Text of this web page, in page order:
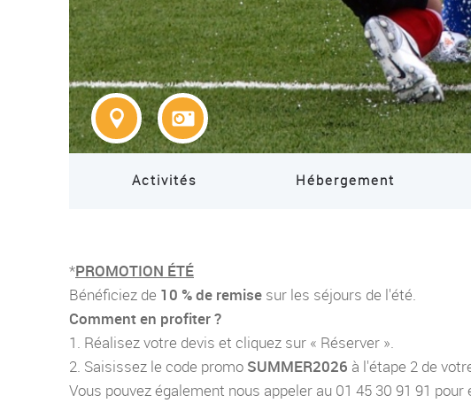
Activités Hébergement
*PROMOTION ÉTÉ
Bénéficiez de 10 % de remise sur les séjours de l'été.
Comment en profiter ?
1. Réalisez votre devis et cliquez sur « Réserver ».
2. Saisissez le code promo SUMMER2026 à l'étape 2 de
Vous pouvez également nous appeler au 01 45 30 91 91